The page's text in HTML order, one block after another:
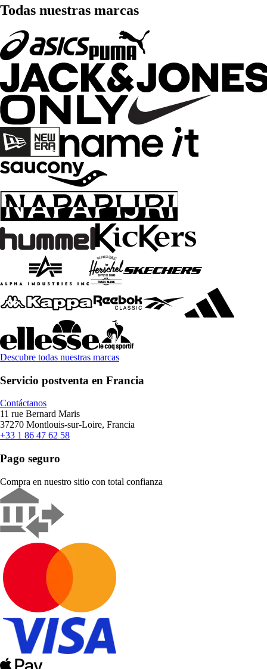
Todas nuestras marcas
Descubre todas nuestras marcas
Servicio postventa en Francia
Contáctanos
11 rue Bernard Maris
37270 Montlouis-sur-Loire, Francia
+33 1 86 47 62 58
Pago seguro
Compra en nuestro sitio con total confianza